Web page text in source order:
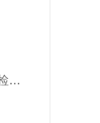
工程地质隧道坝体勘测检测仪器